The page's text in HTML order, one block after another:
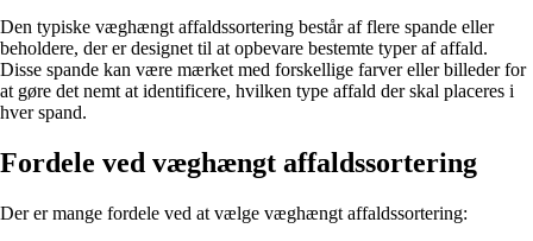
Den typiske væghængt affaldssortering består af flere spande eller
beholdere, der er designet til at opbevare bestemte typer af affald.
Disse spande kan være mærket med forskellige farver eller billeder for
at gøre det nemt at identificere, hvilken type affald der skal placeres i
hver spand.
Fordele ved væghængt affaldssortering
Der er mange fordele ved at vælge væghængt affaldssortering: